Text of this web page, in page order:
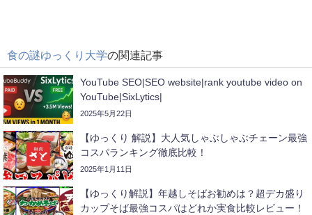
食の謎ゆっくり大学の関連記事
YouTube SEO|SEO website|rank youtube video on
YouTube|SixLytics|
2025年5月22日
【ゆっくり 解説】大人気しゃぶしゃぶチェーン最強
コスパランキング徹底比較！
2025年1月11日
【ゆっくり解説】年越しそばお勧めは？超デカ盛り
カップそば最強コスパはどれか実食比較レビュー！